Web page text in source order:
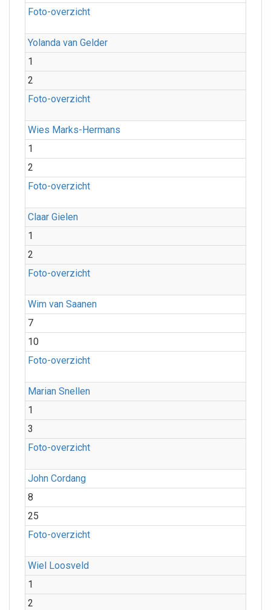
Foto-overzicht
Yolanda van Gelder
1
2
Foto-overzicht
Wies Marks-Hermans
1
2
Foto-overzicht
Claar Gielen
1
2
Foto-overzicht
Wim van Saanen
7
10
Foto-overzicht
Marian Snellen
1
3
Foto-overzicht
John Cordang
8
25
Foto-overzicht
Wiel Loosveld
1
2